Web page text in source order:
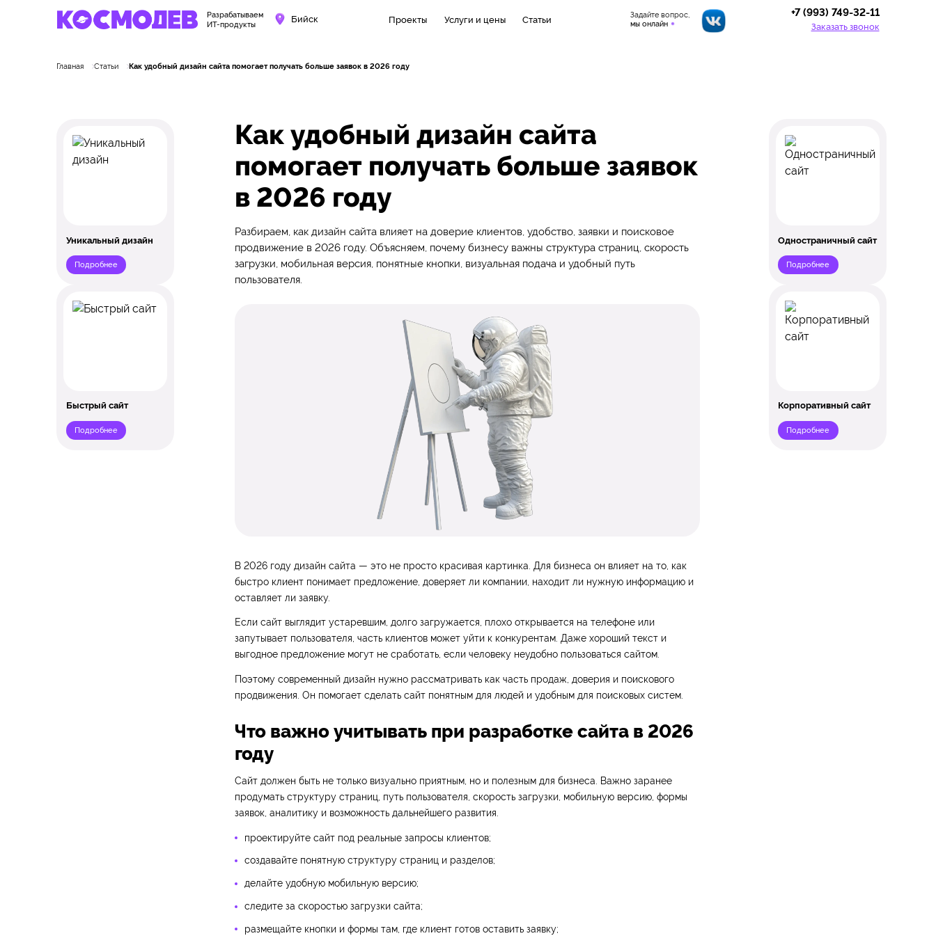
Разрабатываем
ИТ-продукты
Бийск Проекты Услуги и цены Статьи
+7 (993) 749-32-11
Заказать звонок
Задайте вопрос,
мы онлайн
Главная Статьи Как удобный дизайн сайта помогает получать больше заявок в 2026 году
Уникальный дизайн
Подробнее
Быстрый сайт
Подробнее
Как удобный дизайн сайта
помогает получать больше заявок
в 2026 году
Разбираем, как дизайн сайта влияет на доверие клиентов, удобство, заявки и поисковое
продвижение в 2026 году. Объясняем, почему бизнесу важны структура страниц, скорость
загрузки, мобильная версия, понятные кнопки, визуальная подача и удобный путь
пользователя.
В 2026 году дизайн сайта — это не просто красивая картинка. Для бизнеса он влияет на то, как
быстро клиент понимает предложение, доверяет ли компании, находит ли нужную информацию и
оставляет ли заявку.
Если сайт выглядит устаревшим, долго загружается, плохо открывается на телефоне или
запутывает пользователя, часть клиентов может уйти к конкурентам. Даже хороший текст и
выгодное предложение могут не сработать, если человеку неудобно пользоваться сайтом.
Поэтому современный дизайн нужно рассматривать как часть продаж, доверия и поискового
продвижения. Он помогает сделать сайт понятным для людей и удобным для поисковых систем.
Что важно учитывать при разработке сайта в 2026
году
Сайт должен быть не только визуально приятным, но и полезным для бизнеса. Важно заранее
продумать структуру страниц, путь пользователя, скорость загрузки, мобильную версию, формы
заявок, аналитику и возможность дальнейшего развития.
проектируйте сайт под реальные запросы клиентов;
создавайте понятную структуру страниц и разделов;
делайте удобную мобильную версию;
следите за скоростью загрузки сайта;
размещайте кнопки и формы там, где клиент готов оставить заявку;
Одностраничный сайт
Подробнее
Корпоративный сайт
Подробнее